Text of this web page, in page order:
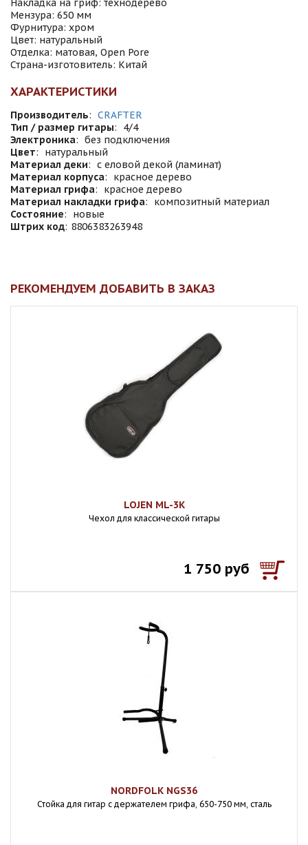
Накладка на гриф: технодерево
Мензура: 650 мм
Фурнитура: хром
Цвет: натуральный
Отделка: матовая, Open Pore
Страна-изготовитель: Китай
ХАРАКТЕРИСТИКИ
Производитель: CRAFTER
Тип / размер гитары:
4/4
Электроника: без подключения
Цвет:
натуральный
Материал деки: с еловой декой (ламинат)
Материал корпуса:
красное дерево
Материал грифа:
красное дерево
Материал накладки грифа:
композитный материал
Состояние:
новые
Штрих код: 8806383263948
РЕКОМЕНДУЕМ ДОБАВИТЬ В ЗАКАЗ
LOJEN ML-3К
Чехол для классической гитары
1 750 руб
NORDFOLK NGS36
Стойка для гитар с держателем грифа, 650-750 мм, сталь